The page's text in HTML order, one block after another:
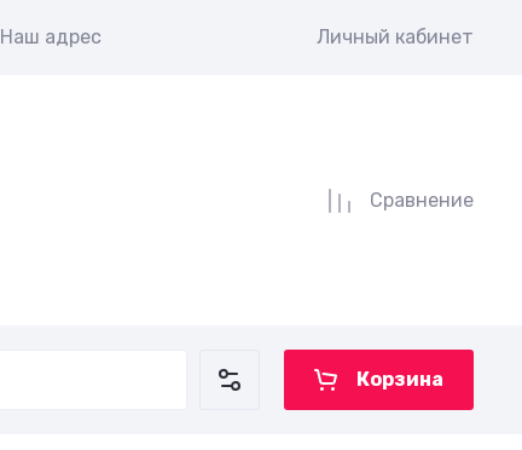
Наш адрес Личный кабинет
Сравнение
Корзина